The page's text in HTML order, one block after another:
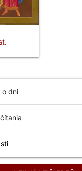
o dni